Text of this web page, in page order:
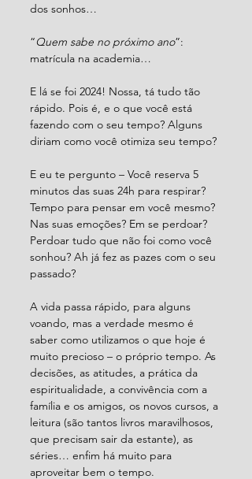
dos sonhos…
“Quem sabe no próximo ano”:
matrícula na academia…
E lá se foi 2024! Nossa, tá tudo tão
rápido. Pois é, e o que você está
fazendo com o seu tempo? Alguns
diriam como você otimiza seu tempo?
E eu te pergunto – Você reserva 5
minutos das suas 24h para respirar?
Tempo para pensar em você mesmo?
Nas suas emoções? Em se perdoar?
Perdoar tudo que não foi como você
sonhou? Ah já fez as pazes com o seu
passado?
A vida passa rápido, para alguns
voando, mas a verdade mesmo é
saber como utilizamos o que hoje é
muito precioso – o próprio tempo. As
decisões, as atitudes, a prática da
espiritualidade, a convivência com a
família e os amigos, os novos cursos, a
leitura (são tantos livros maravilhosos,
que precisam sair da estante), as
séries… enfim há muito para
aproveitar bem o tempo.